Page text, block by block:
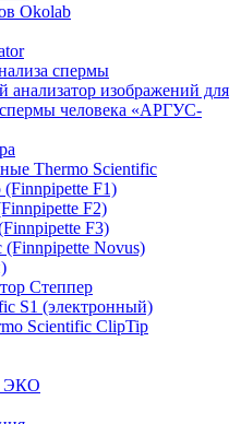
Okolab
спермы
изображений для
спермы человека «АРГУС-
Thermo Scientific
(Finnpipette F1)
F2)
F3)
(Finnpipette Novus)
Степпер
S1 (электронный)
Scientific ClipTip
ЭКО